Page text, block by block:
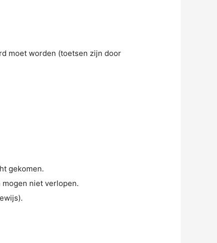
moet worden (toetsen zijn door
gekomen.
niet verlopen.